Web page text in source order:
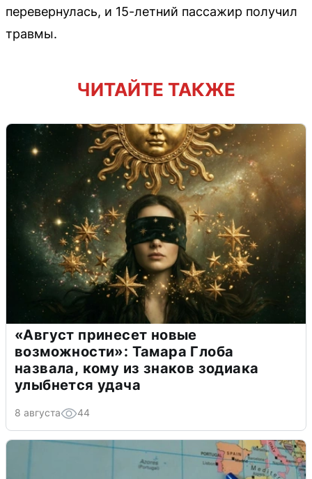
перевернулась, и 15-летний пассажир получил
травмы.
ЧИТАЙТЕ ТАКЖЕ
«Август принесет новые
возможности»: Тамара Глоба
назвала, кому из знаков зодиака
улыбнется удача
8 августа 44